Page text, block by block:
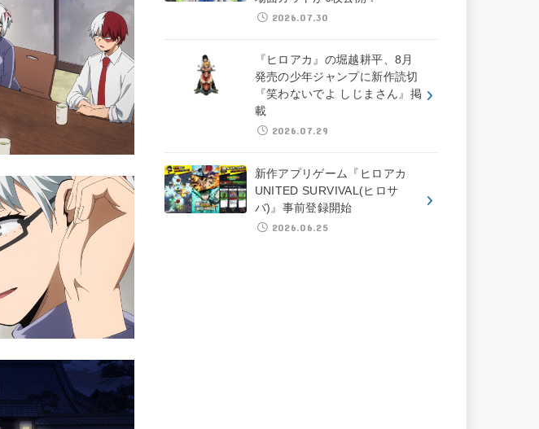
2026.07.30
『ヒロアカ』の堀越耕平、8月
発売の少年ジャンプに新作読切
『笑わないでよ しじまさん』掲
載
2026.07.29
新作アプリゲーム『ヒロアカ
UNITED SURVIVAL(ヒロサ
バ)』事前登録開始
2026.06.25